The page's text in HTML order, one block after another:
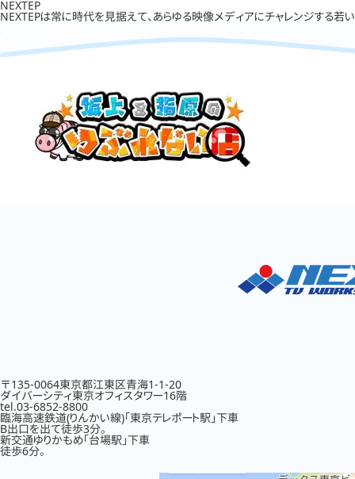
NEXTEP
NEXTEPは常に時代を見据えて、あらゆる映像メディアにチャレンジする若
〒135-0064東京都江東区青海1-1-20
ダイバーシティ東京オフィスタワー16階
tel.03-6852-8800
臨海高速鉄道(りんかい線)「東京テレポート駅」下車
B出口を出て徒歩3分。
新交通ゆりかもめ「台場駅」下車
徒歩6分。